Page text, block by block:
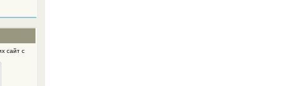
сайт с